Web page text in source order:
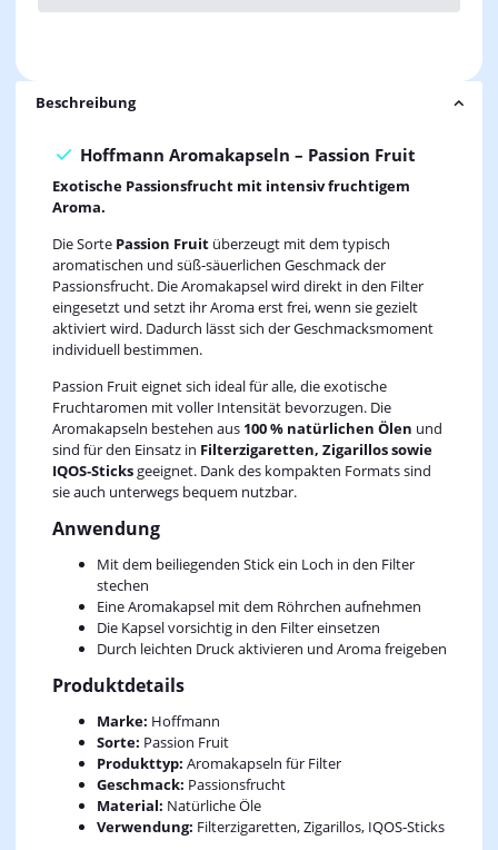
Beschreibung
Hoffmann Aromakapseln – Passion Fruit
Exotische Passionsfrucht mit intensiv fruchtigem
Aroma.
Die Sorte Passion Fruitüberzeugt mit dem typisch
aromatischen und süß‑säuerlichen Geschmack der
Passionsfrucht. Die Aromakapsel wird direkt in den Filter
eingesetzt und setzt ihr Aroma erst frei, wenn sie gezielt
aktiviert wird. Dadurch lässt sich der Geschmacksmoment
individuell bestimmen.
Passion Fruit eignet sich ideal für alle, die exotische
Fruchtaromen mit voller Intensität bevorzugen. Die
Aromakapseln bestehen aus 100 % natürlichen Ölen und
sind für den Einsatz in Filterzigaretten, Zigarillos sowie
IQOS‑Sticksgeeignet. Dank des kompakten Formats sind
sie auch unterwegs bequem nutzbar.
Anwendung
Mit dem beiliegenden Stick ein Loch in den Filter
stechen
Eine Aromakapsel mit dem Röhrchen aufnehmen
Die Kapsel vorsichtig in den Filter einsetzen
Durch leichten Druck aktivieren und Aroma freigeben
Produktdetails
Marke: Hoffmann
Sorte: Passion Fruit
Produkttyp: Aromakapseln für Filter
Geschmack: Passionsfrucht
Material: Natürliche Öle
Verwendung: Filterzigaretten, Zigarillos, IQOS‑Sticks